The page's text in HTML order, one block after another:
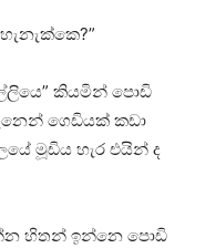
කියමින් පොඩි
ගෙඩියක් කඩා
මූඩිය හැර එයින් ද
හිතන් ඉන්නෙ පොඩි